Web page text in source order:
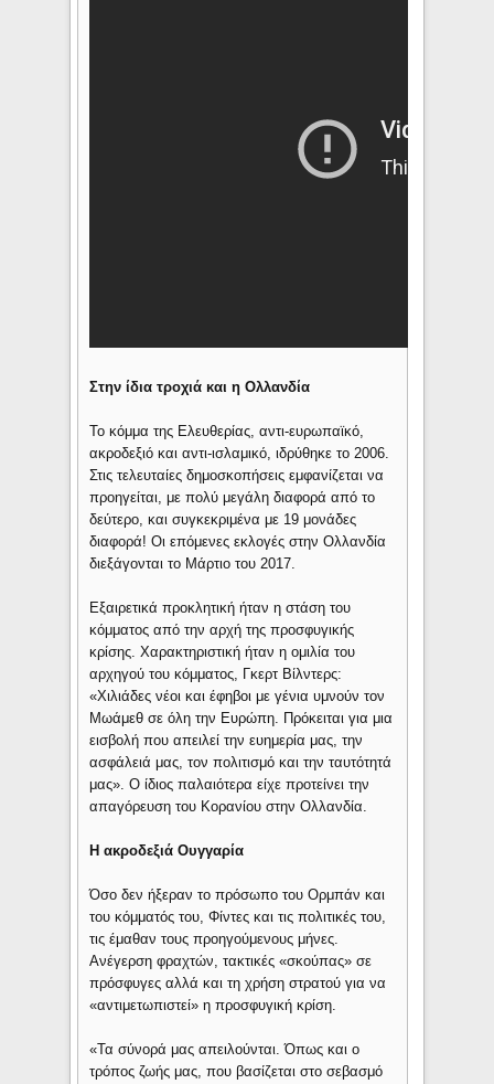
Στην ίδια τροχιά και η Ολλανδία
Το κόμμα της Ελευθερίας, αντι-ευρωπαϊκό,
ακροδεξιό και αντι-ισλαμικό, ιδρύθηκε το 2006.
Στις τελευταίες δημοσκοπήσεις εμφανίζεται να
προηγείται, με πολύ μεγάλη διαφορά από το
δεύτερο, και συγκεκριμένα με 19 μονάδες
διαφορά! Οι επόμενες εκλογές στην Ολλανδία
διεξάγονται το Μάρτιο του 2017.
Εξαιρετικά προκλητική ήταν η στάση του
κόμματος από την αρχή της προσφυγικής
κρίσης. Χαρακτηριστική ήταν η ομιλία του
αρχηγού του κόμματος, Γκερτ Βίλντερς:
«Χιλιάδες νέοι και έφηβοι με γένια υμνούν τον
Μωάμεθ σε όλη την Ευρώπη. Πρόκειται για μια
εισβολή που απειλεί την ευημερία μας, την
ασφάλειά μας, τον πολιτισμό και την ταυτότητά
μας». Ο ίδιος παλαιότερα είχε προτείνει την
απαγόρευση του Κορανίου στην Ολλανδία.
Η ακροδεξιά Ουγγαρία
Όσο δεν ήξεραν το πρόσωπο του Ορμπάν και
του κόμματός του, Φίντες και τις πολιτικές του,
τις έμαθαν τους προηγούμενους μήνες.
Ανέγερση φραχτών, τακτικές «σκούπας» σε
πρόσφυγες αλλά και τη χρήση στρατού για να
«αντιμετωπιστεί» η προσφυγική κρίση.
«Τα σύνορά μας απειλούνται. Όπως και ο
τρόπος ζωής μας, που βασίζεται στο σεβασμό